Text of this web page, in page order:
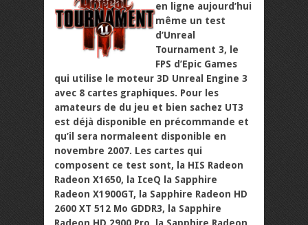
en ligne aujourd’hui
même un test
d’Unreal
Tournament 3, le
FPS d’Epic Games
qui utilise le moteur 3D Unreal Engine 3
avec 8 cartes graphiques. Pour les
amateurs de du jeu et bien sachez UT3
est déjà disponible en précommande et
qu’il sera normaleent disponible en
novembre 2007. Les cartes qui
composent ce test sont, la HIS Radeon
Radeon X1650, la IceQ la Sapphire
Radeon X1900GT, la Sapphire Radeon HD
2600 XT 512 Mo GDDR3, la Sapphire